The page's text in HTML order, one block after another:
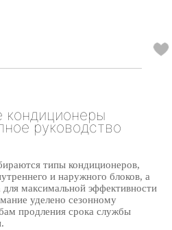
кондиционеры
руководство
типы кондиционеров,
и наружного блоков, а
максимальной эффективности
уделено сезонному
продления срока службы